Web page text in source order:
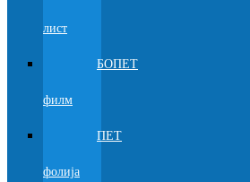
лист
БОПЕТ
филм
ПЕТ
фолија